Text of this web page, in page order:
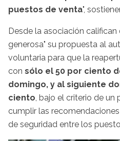
puestos de venta",
Desde la asociación
generosa" su propuesta al
voluntaria para que la
con sólo el 50 por ciento
domingo, y al siguiente
ciento, bajo el criterio de un
cumplir las
de seguridad entre los